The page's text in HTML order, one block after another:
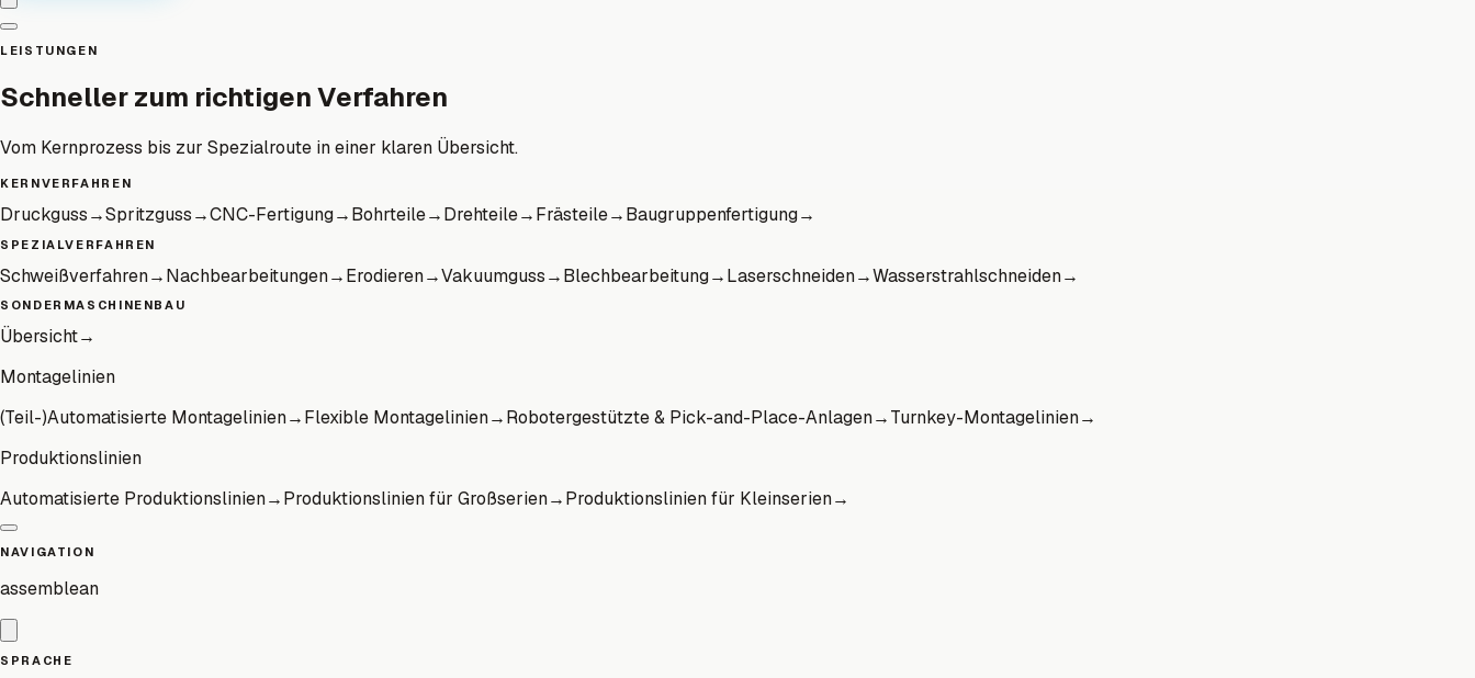
LEISTUNGEN
Schneller zum richtigen Verfahren
Vom Kernprozess bis zur Spezialroute in einer klaren Übersicht.
KERNVERFAHREN
Druckguss→Spritzguss→CNC-Fertigung→Bohrteile→Drehteile→Frästeile→Baugruppenfertigung→
SPEZIALVERFAHREN
Schweißverfahren→Nachbearbeitungen→Erodieren→Vakuumguss→Blechbearbeitung→Laserschneiden→Wasserstrahlschneiden→
SONDERMASCHINENBAU
Übersicht→
Montagelinien
(Teil-)Automatisierte Montagelinien→Flexible Montagelinien→Robotergestützte & Pick-and-Place-Anlagen→Turnkey-Montagelinien→
Produktionslinien
Automatisierte Produktionslinien→Produktionslinien für Großserien→Produktionslinien für Kleinserien→
NAVIGATION
assemblean
SPRACHE